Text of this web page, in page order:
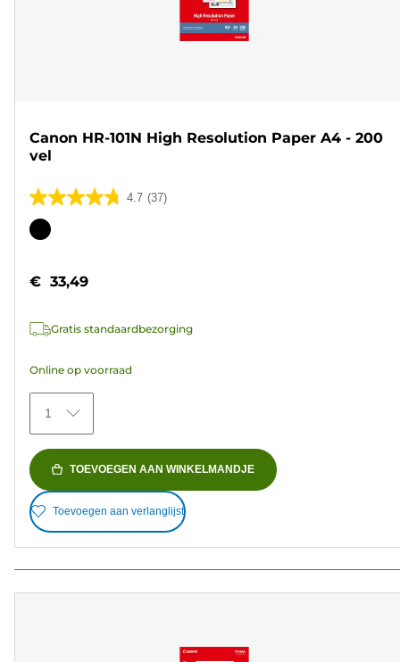
Canon HR-101N High Resolution Paper A4 - 200
vel
4.7 (37)
4.7
van
sterren.
beoordelingen
Kleurencartridge
€ 33,49
Gratis standaardbezorging
Online op voorraad
1
TOEVOEGEN AAN WINKELMANDJE
Toevoegen aan verlanglijst